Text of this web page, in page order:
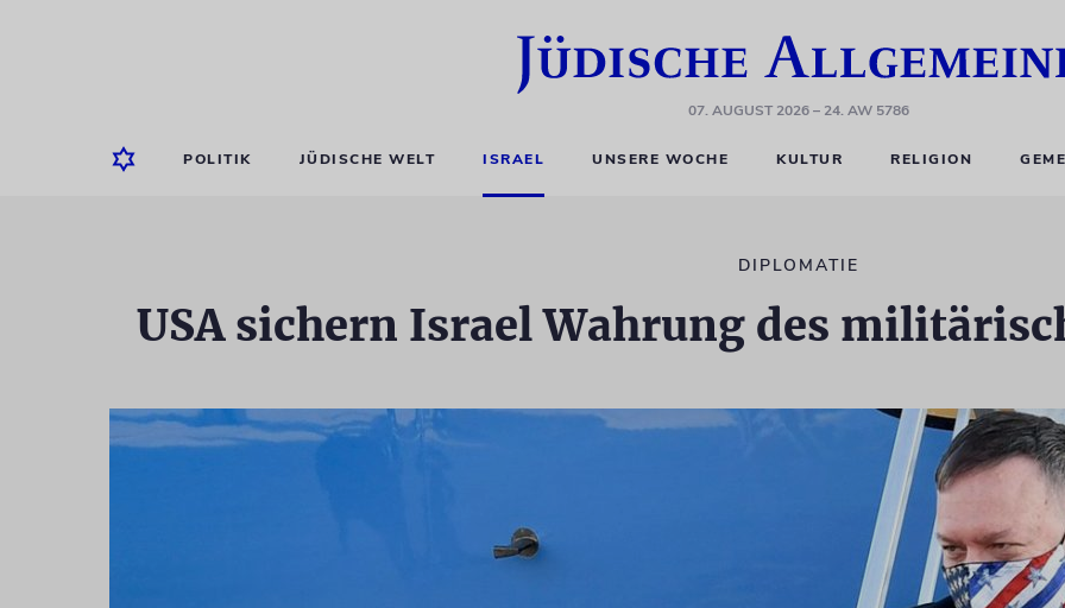
07. AUGUST 2026– 24. AW 5786
POLITIK JÜDISCHE WELT ISRAEL UNSERE WOCHE KULTUR RELIGION
DIPLOMATIE
USA sichern Israel Wahrung des